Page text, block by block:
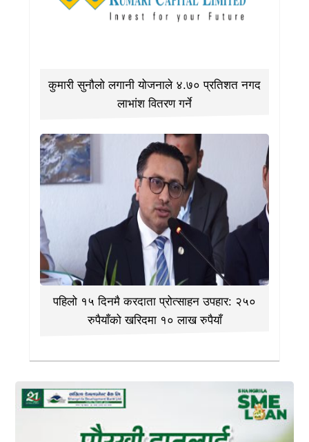
कुमारी सुनौलो लगानी योजनाले ४.७० प्रतिशत नगद
लाभांश वितरण गर्ने
पहिलो १५ दिनमै करदाता प्रोत्साहन उपहार: २५०
रुपैयाँको खरिदमा १० लाख रुपैयाँ